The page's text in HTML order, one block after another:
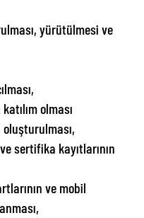
yürütülmesi ve
olması
oluşturulması,
sertifika kayıtlarının
ve mobil